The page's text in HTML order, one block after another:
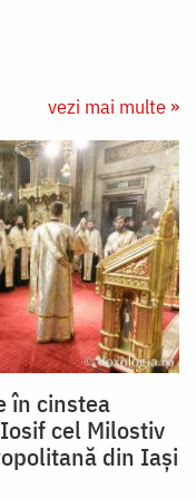
vezi mai multe »
în cinstea
cel Milostiv
din Iași